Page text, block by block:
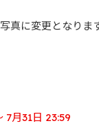
真に変更となりま
7月31日 23:59